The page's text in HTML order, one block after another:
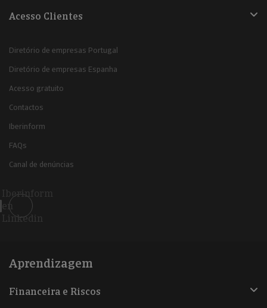
Acesso Clientes
Diretório de empresas Portugal
Diretório de empresas Espanha
Acesso gratuito
Contactos
Iberinform
FAQs
Canal de denúncias
Iberinform
en
Linkedin
Aprendizagem
Financeira e Riscos